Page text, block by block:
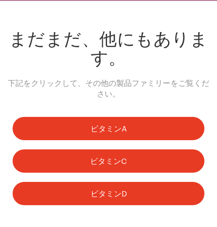
まだまだ、他にもありま
す。
下記をクリックして、その他の製品ファミリーをご覧くだ
さい。
ビタミンA
ビタミンC
ビタミンD